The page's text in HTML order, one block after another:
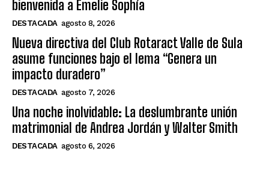
bienvenida a Emelie Sophía
DESTACADA agosto 8, 2026
Nueva directiva del Club Rotaract Valle de Sula
asume funciones bajo el lema “Genera un
impacto duradero”
DESTACADA agosto 7, 2026
Una noche inolvidable: La deslumbrante unión
matrimonial de Andrea Jordán y Walter Smith
DESTACADA agosto 6, 2026